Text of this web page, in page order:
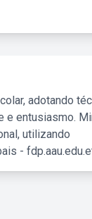
adotando
e entusiasmo.
utilizando
-